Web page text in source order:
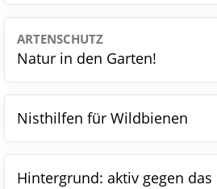
ARTENSCHUTZ
Natur in den Garten!
Nisthilfen für Wildbienen
Hintergrund: aktiv gegen